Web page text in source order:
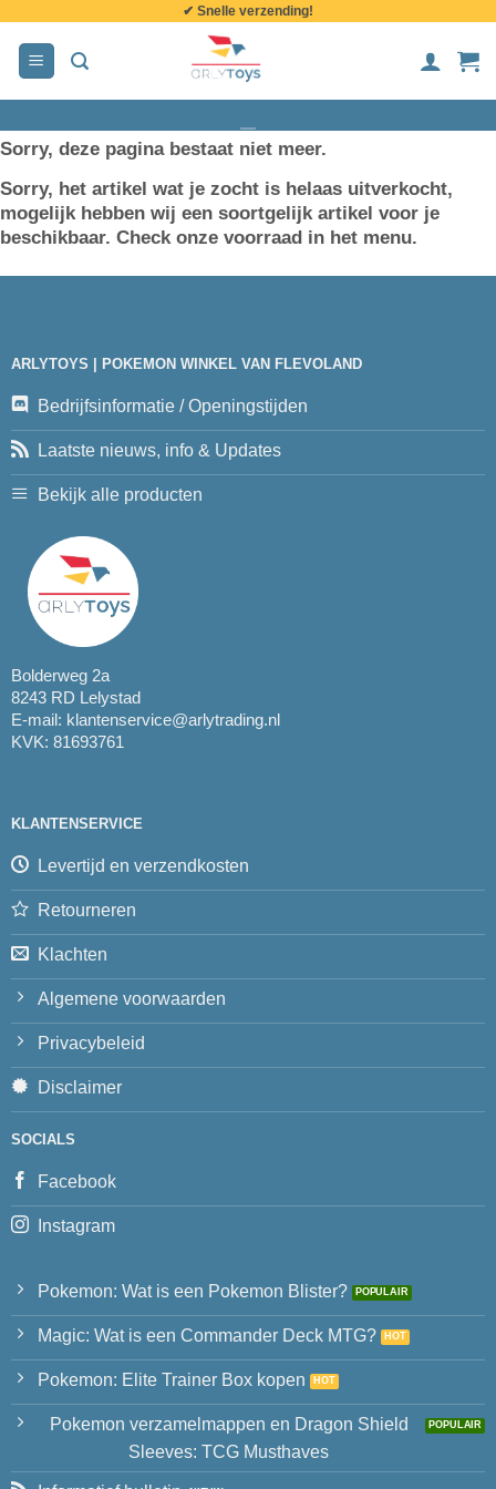
inhoud
✔ Snelle verzending!
Sorry, deze pagina bestaat niet meer.
Sorry, het artikel wat je zocht is helaas uitverkocht,
mogelijk hebben wij een soortgelijk artikel voor je
beschikbaar. Check onze voorraad in het menu.
ARLYTOYS | POKEMON WINKEL VAN FLEVOLAND
Bedrijfsinformatie / Openingstijden
Laatste nieuws, info & Updates
Bekijk alle producten
Bolderweg 2a
8243 RD Lelystad
E-mail: klantenservice@arlytrading.nl
KVK: 81693761
KLANTENSERVICE
Levertijd en verzendkosten
Retourneren
Klachten
Algemene voorwaarden
Privacybeleid
Disclaimer
SOCIALS
Facebook
Instagram
Pokemon: Wat is een Pokemon Blister?
Magic: Wat is een Commander Deck MTG?
Pokemon: Elite Trainer Box kopen
Pokemon verzamelmappen en Dragon Shield
Sleeves: TCG Musthaves